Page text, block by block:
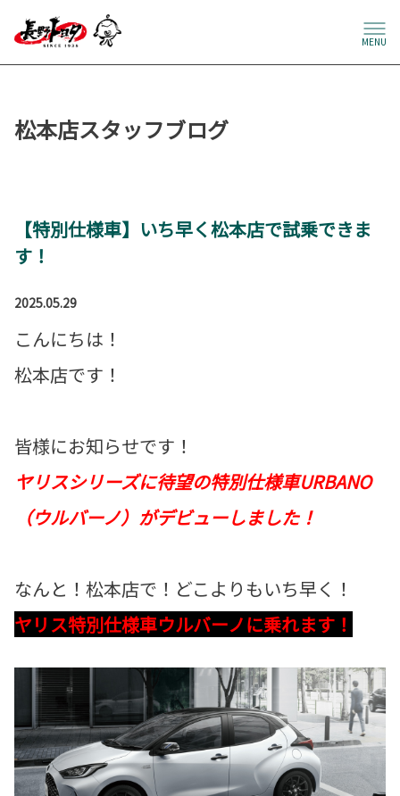
MENU
松本店スタッフブログ
【特別仕様車】いち早く松本店で試乗できま
す！
2025.05.29
こんにちは！
松本店です！
皆様にお知らせです！
ヤリスシリーズに待望の特別仕様車URBANO
（ウルバーノ）がデビューしました！
なんと！松本店で！どこよりもいち早く！
ヤリス特別仕様車ウルバーノに乗れます！